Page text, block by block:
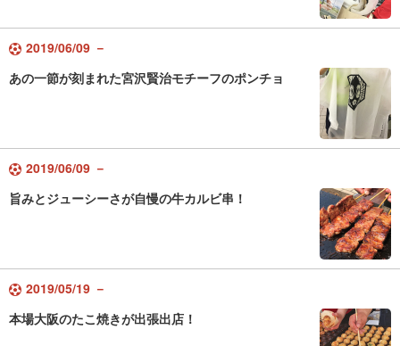
2019/06/09 －
あの一節が刻まれた宮沢賢治モチーフのポンチョ
2019/06/09 －
旨みとジューシーさが自慢の牛カルビ串！
2019/05/19 －
本場大阪のたこ焼きが出張出店！